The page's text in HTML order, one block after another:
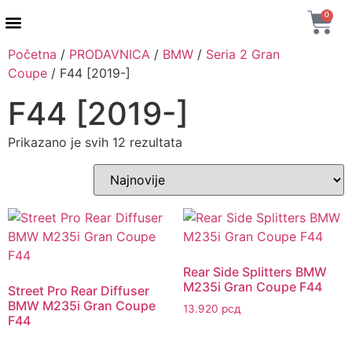
0
Početna / PRODAVNICA / BMW / Seria 2 Gran
Coupe / F44 [2019-]
F44 [2019-]
Prikazano je svih 12 rezultata
Street Pro Rear Diffuser
BMW M235i Gran Coupe
F44
Rear Side Splitters BMW
M235i Gran Coupe F44
13.920 рсд